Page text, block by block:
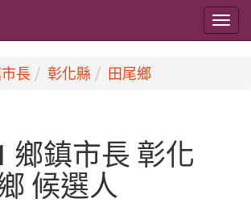
長 彰化縣 田尾鄉
鄉鎮市長 彰化
候選人